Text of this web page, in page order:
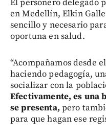
El personero delegado
en Medellín, Elkin
sencillo y necesario
oportuna en salud.
“Acompañamos desde
haciendo pedagogía,
socializar con la
Efectivamente, es una
se presenta, pero
para que hagan ese